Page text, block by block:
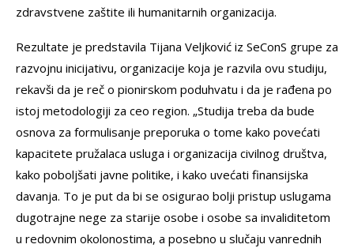
zdravstvene zaštite ili humanitarnih organizacija.
Rezultate je predstavila Tijana Veljković iz SeConS grupe za
razvojnu inicijativu, organizacije koja je razvila ovu studiju,
rekavši da je reč o pionirskom poduhvatu i da je rađena po
istoj metodologiji za ceo region. „Studija treba da bude
osnova za formulisanje preporuka o tome kako povećati
kapacitete pružalaca usluga i organizacija civilnog društva,
kako poboljšati javne politike, i kako uvećati finansijska
davanja. To je put da bi se osigurao bolji pristup uslugama
dugotrajne nege za starije osobe i osobe sa invaliditetom
u redovnim okolonostima, a posebno u slučaju vanrednih